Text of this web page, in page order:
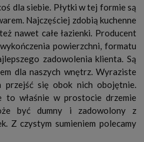
dla siebie. Płytki w tej formie są
Najczęściej zdobią kuchenne
nawet całe łazienki. Producent
powierzchni, formatu
zadowolenia klienta. Są
dla naszych wnętrz. Wyraziste
przejść się obok nich obojętnie.
to właśnie w prostocie drzemie
być dumny i zadowolony z
Z czystym sumieniem polecamy